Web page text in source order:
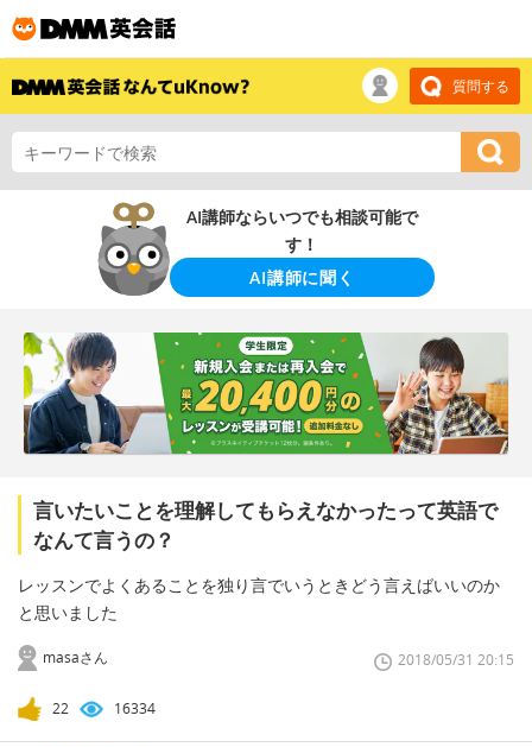
質問する
AI講師ならいつでも相談可能で
す！
AI講師に聞く
言いたいことを理解してもらえなかったって英語で
なんて言うの？
レッスンでよくあることを独り言でいうときどう言えばいいのか
と思いました
masaさん 2018/05/31 20:15
22 16334